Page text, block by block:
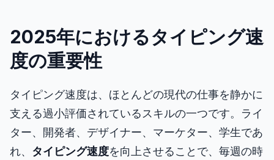
N-Back
言語記憶
シーケンス記憶
2025年におけるタイピング速
度の重要性
タイピング速度は、ほとんどの現代の仕事を静かに
支える過小評価されているスキルの一つです。ライ
ター、開発者、デザイナー、マーケター、学生であ
れ、 タイピング速度を向上させることで、毎週の時